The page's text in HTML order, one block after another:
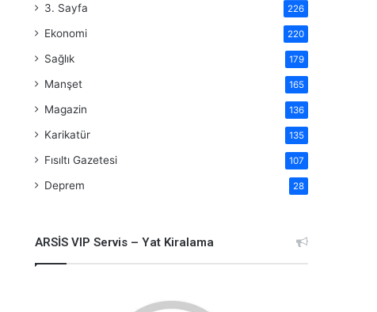
3. Sayfa 226
Ekonomi 220
Sağlık 179
Manşet 165
Magazin 136
Karikatür 135
Fısıltı Gazetesi 107
Deprem 28
ARSİS VIP Servis – Yat Kiralama